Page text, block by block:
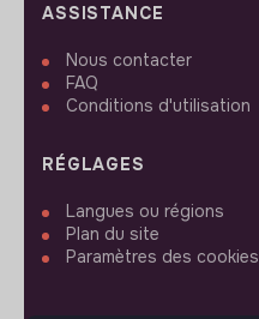
ASSISTANCE
Nous contacter
FAQ
Conditions d'utilisation
RÉGLAGES
Langues ou régions
Plan du site
Paramètres des cookies